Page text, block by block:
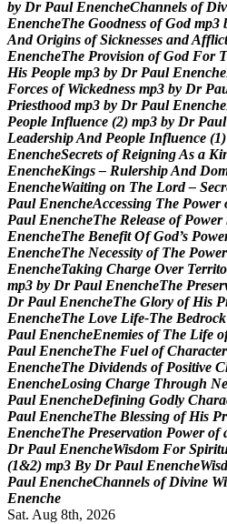
by Dr Paul EnencheChannels of Div
EnencheThe Goodness of God mp3
And Origins of Sicknesses andAfflict
EnencheThe Provision of God For T
His People mp3 by Dr Paul Enenche
Forces of Wickedness mp3 by Dr Pa
Priesthood mp3 by Dr Paul Enenche
People Influence (2) mp3 by Dr Paul
LeadershipAnd People Influence (1)
EnencheSecrets of ReigningAs a Ki
EnencheKings – RulershipAnd Do
EnencheWaiting on The Lord – Secr
Paul EnencheAccessing The Power
Paul EnencheThe Release of Power
EnencheThe Benefit Of God’s Powe
EnencheThe Necessity of The Power
EnencheTaking Charge Over Territo
mp3 by Dr Paul EnencheThe Preser
Dr Paul EnencheThe Glory of His P
EnencheThe Love Life-The Bedrock
Paul EnencheEnemies of The Life o
Paul EnencheThe Fuel of Character
EnencheThe Dividends of Positive C
EnencheLosing Charge Through Ne
Paul EnencheDefining Godly Chara
Paul EnencheThe Blessing of His Pr
EnencheThe Preservation Power of
Dr Paul EnencheWisdom For Spirit
(1&2) mp3 By Dr Paul EnencheWisd
Paul EnencheChannels of Divine Wi
Enenche
Sat. Aug 8th, 2026